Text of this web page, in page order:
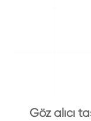
Göz alıcı